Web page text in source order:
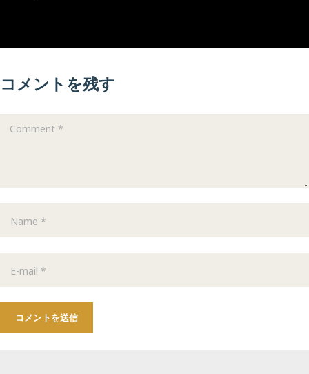
コメントを残す
コメントを送信